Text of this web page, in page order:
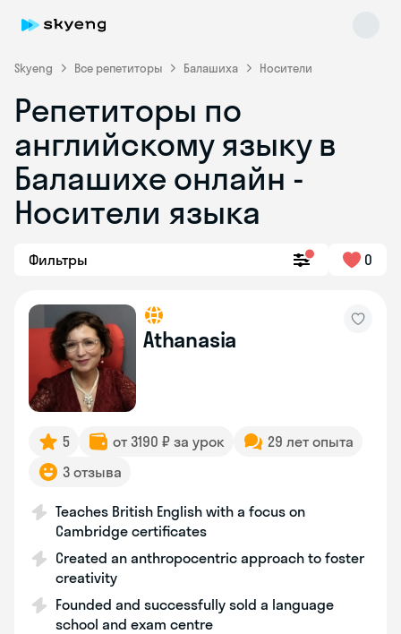
Skyeng Все репетиторы Балашиха Носители
Репетиторы по
английскому языку в
Балашихе онлайн -
Носители языка
Фильтры 0
Athanasia
5 от 3190 ₽ за урок
29 лет опыта
3 отзыва
Teaches British English with a focus on
Cambridge certificates
Created an anthropocentric approach to foster
creativity
Founded and successfully sold a language
school and exam centre